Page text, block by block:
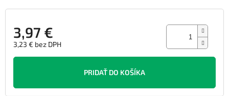
3,97 €
3,23 € bez DPH
Jednotková
PRIDAŤ DO KOŠÍKA